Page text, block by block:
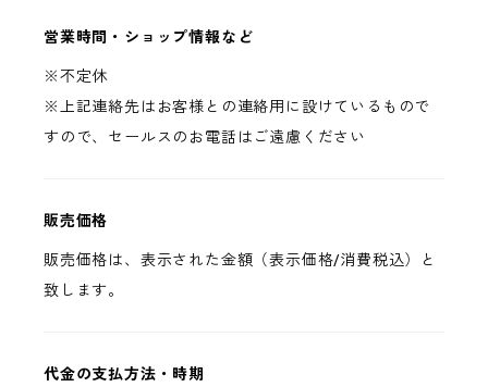
営業時間・ショップ情報など
※不定休
※上記連絡先はお客様との連絡用に設けているもので
すので、セールスのお電話はご遠慮ください
販売価格
販売価格は、表示された金額（表示価格/消費税込）と
致します。
代金の支払方法・時期